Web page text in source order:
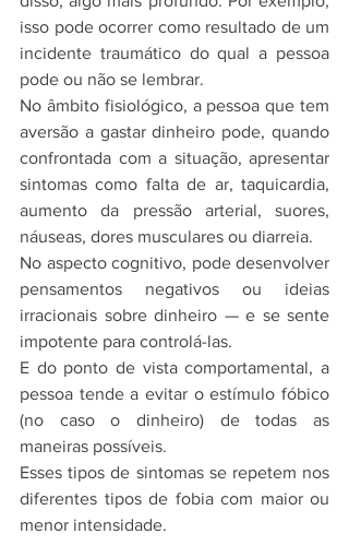
isso pode ocorrer como resultado de um
incidente traumático do qual a pessoa
pode ou não se lembrar.
No âmbito fisiológico, a pessoa que tem
aversão a gastar dinheiro pode, quando
confrontada com a situação, apresentar
sintomas como falta de ar, taquicardia,
aumento da pressão arterial, suores,
náuseas, dores musculares ou diarreia.
No aspecto cognitivo, pode desenvolver
pensamentos negativos ou ideias
irracionais sobre dinheiro — e se sente
impotente para controlá-las.
E do ponto de vista comportamental, a
pessoa tende a evitar o estímulo fóbico
(no caso o dinheiro) de todas as
maneiras possíveis.
Esses tipos de sintomas se repetem nos
diferentes tipos de fobia com maior ou
menor intensidade.